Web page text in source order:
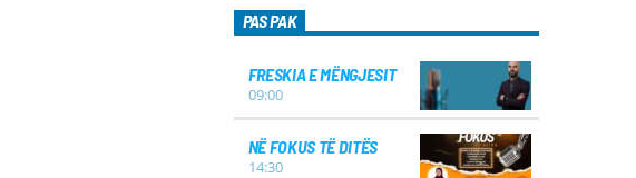
PAS PAK
FRESKIA E MËNGJESIT
09:00
NË FOKUS TË DITËS
14:30